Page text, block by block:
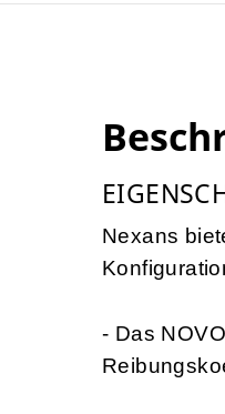
Nexans
- Das